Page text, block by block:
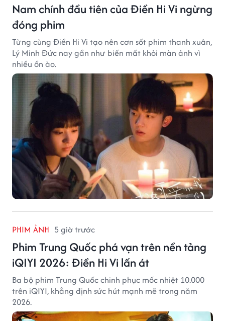
Nam chính đầu tiên của Điền Hi Vi ngừng
đóng phim
Từng cùng Điền Hi Vi tạo nên cơn sốt phim thanh xuân,
Lý Minh Đức nay gần như biến mất khỏi màn ảnh vì
nhiều ồn ào.
PHIM ẢNH 5 giờ trước
Phim Trung Quốc phá vạn trên nền tảng
iQIYI 2026: Điền Hi Vi lấn át
Ba bộ phim Trung Quốc chinh phục mốc nhiệt 10.000
trên iQIYI, khẳng định sức hút mạnh mẽ trong năm
2026.